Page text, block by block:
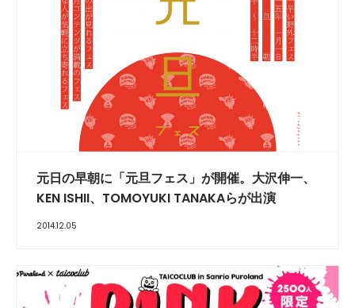
元日の早朝に「元旦フェス」が開催。大沢伸一、
KEN ISHII、TOMOYUKI TANAKAらが出演
2014.12.05